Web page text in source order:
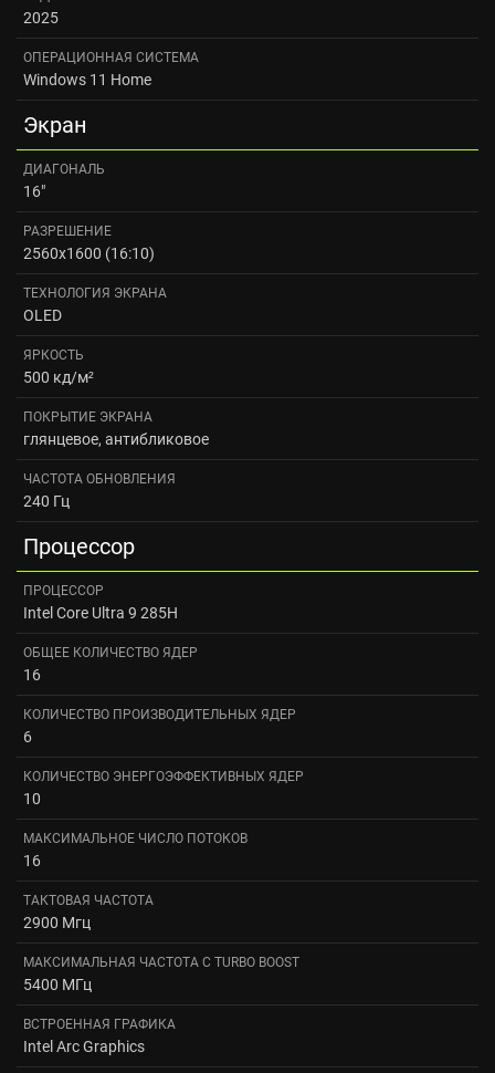
2025
ОПЕРАЦИОННАЯ СИСТЕМА
Windows 11 Home
Экран
ДИАГОНАЛЬ
16"
РАЗРЕШЕНИЕ
2560x1600 (16:10)
ТЕХНОЛОГИЯ ЭКРАНА
OLED
ЯРКОСТЬ
500 кд/м²
ПОКРЫТИЕ ЭКРАНА
глянцевое, антибликовое
ЧАСТОТА ОБНОВЛЕНИЯ
240 Гц
Процессор
ПРОЦЕССОР
Intel Core Ultra 9 285H
ОБЩЕЕ КОЛИЧЕСТВО ЯДЕР
16
КОЛИЧЕСТВО ПРОИЗВОДИТЕЛЬНЫХ ЯДЕР
6
КОЛИЧЕСТВО ЭНЕРГОЭФФЕКТИВНЫХ ЯДЕР
10
МАКСИМАЛЬНОЕ ЧИСЛО ПОТОКОВ
16
ТАКТОВАЯ ЧАСТОТА
2900 Мгц
МАКСИМАЛЬНАЯ ЧАСТОТА С TURBO BOOST
5400 МГц
ВСТРОЕННАЯ ГРАФИКА
Intel Arc Graphics